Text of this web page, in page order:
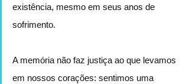
existência, mesmo em seus anos de
sofrimento.
A memória não faz justiça ao que levamos
em nossos corações: sentimos uma